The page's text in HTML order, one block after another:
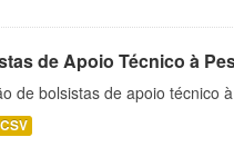
de Apoio Técnico à
de bolsistas de apoio técnico
CSV